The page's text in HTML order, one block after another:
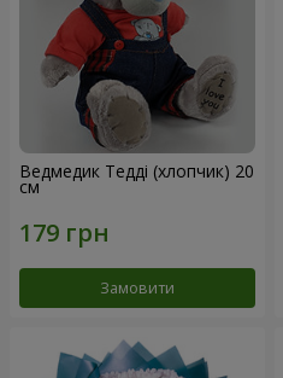
Ведмедик Тедді (хлопчик) 20
см
Замовити